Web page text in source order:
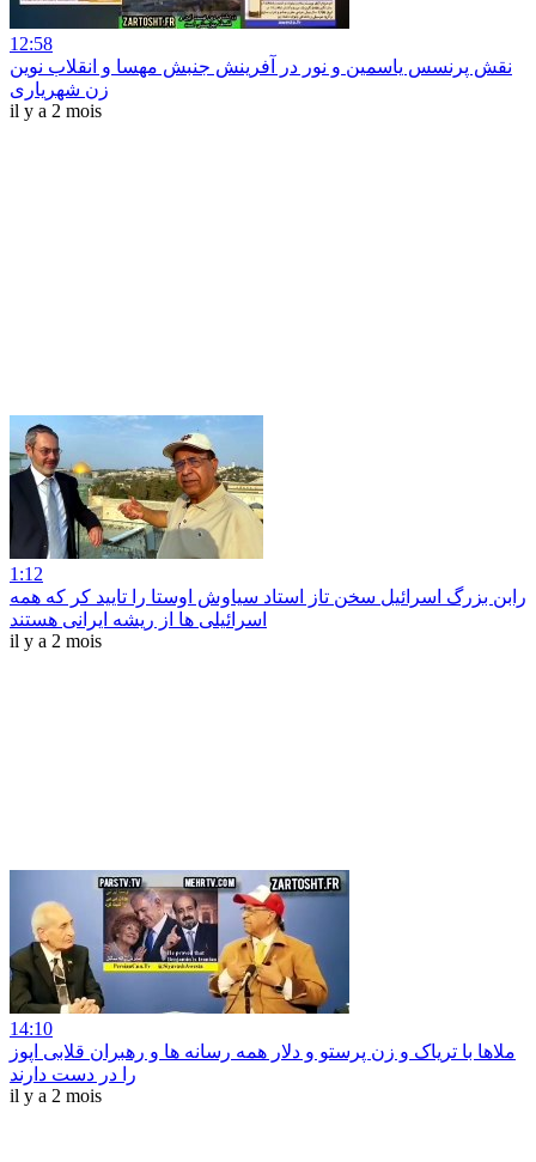
12:58
نقش پرنسس یاسمین و نور در آفرینش جنبش مهسا و انقلاب نوین
زن شهریاری
il y a 2 mois
1:12
رابن بزرگ اسرائیل سخن تاز استاد سیاوش اوستا را تایید کر که همه
اسرائیلی ها از ریشه ایرانی هستند
il y a 2 mois
14:10
ملاها با تریاک و زن پرستو و دلار همه رسانه ها و رهبران قلابی اپوز
را در دست دارند
il y a 2 mois